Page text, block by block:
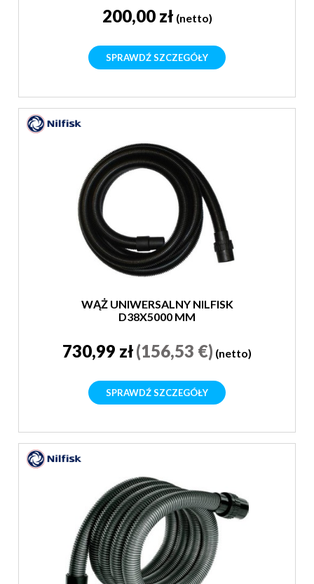
200,00 zł (netto)
SPRAWDŹ SZCZEGÓŁY
WĄŻ UNIWERSALNY NILFISK
D38X5000 MM
730,99 zł(156,53 €) (netto)
SPRAWDŹ SZCZEGÓŁY